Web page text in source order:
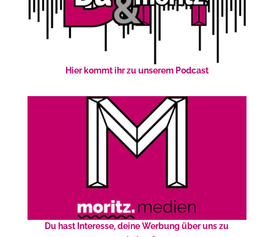
Hier kommt ihr zu unserem Podcast
Du hast Interesse, deine Werbung über uns zu